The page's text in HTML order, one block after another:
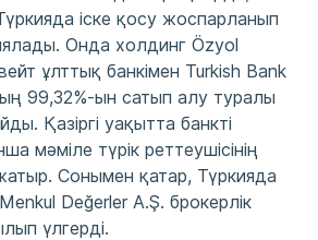
іске қосу жоспарланып
Онда холдинг Özyol
ұлттық банкімен Turkish Bank
99,32%-ын сатып алу туралы
Қазіргі уақытта банкті
мәміле түрік реттеушісінің
Сонымен қатар, Түркияда
Değerler A.Ş. брокерлік
үлгерді.